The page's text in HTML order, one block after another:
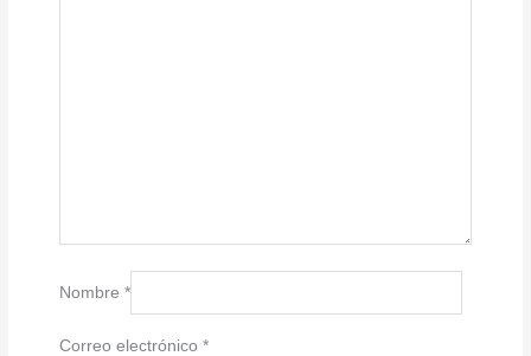
Nombre*
Correo electrónico*